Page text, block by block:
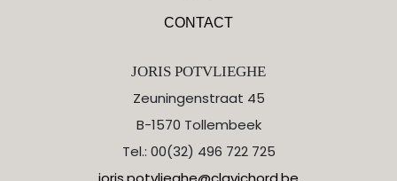
CONTACT
JORIS POTVLIEGHE
Zeuningenstraat 45
B-1570 Tollembeek
Tel.: 00(32) 496 722 725